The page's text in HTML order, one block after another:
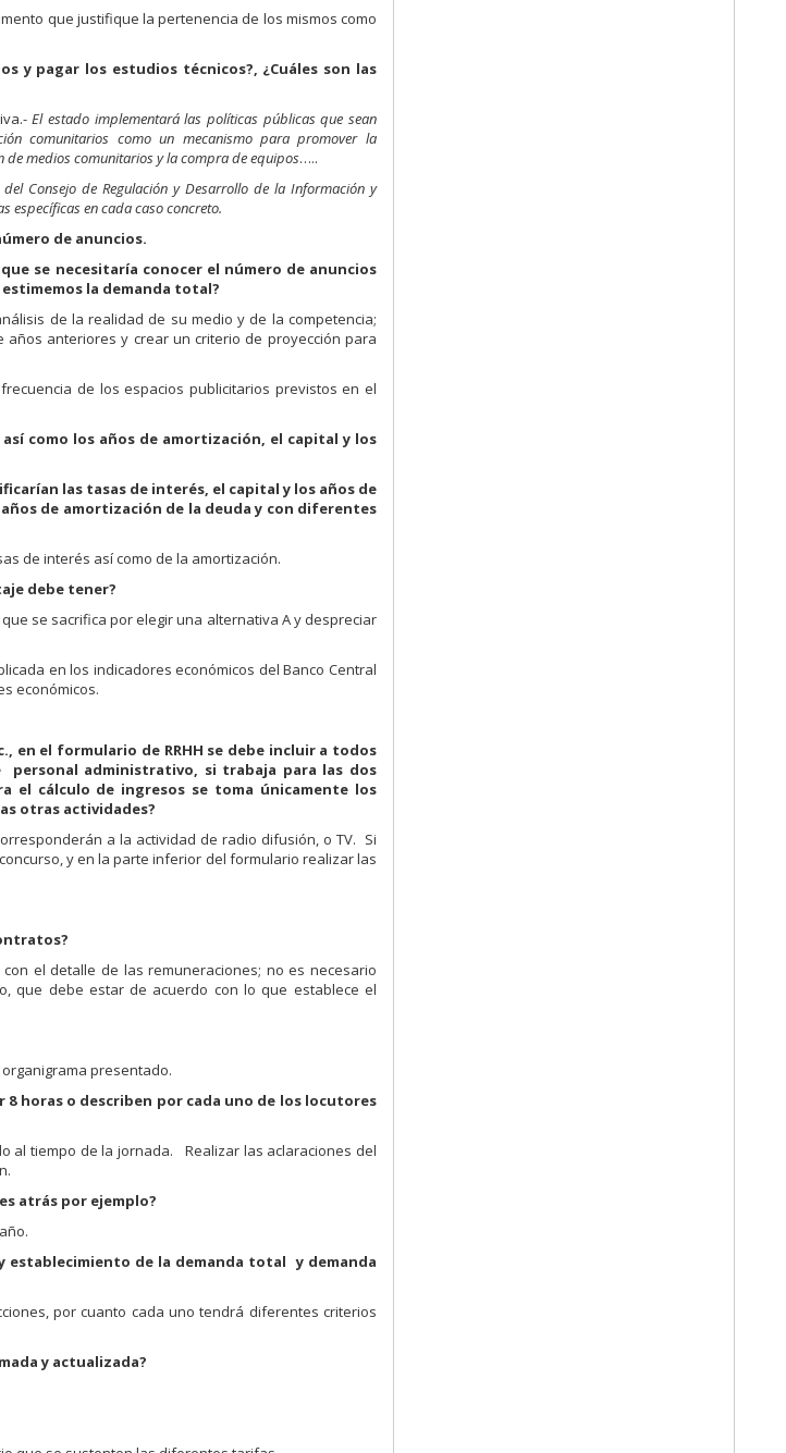
que justifique la pertenencia de los mismos como
y pagar los estudios técnicos?, ¿Cuáles son las
El estado implementará las políticas públicas que sean
comunitarios como un mecanismo para promover la
medios comunitarios y la compra de equipos…..
Consejo de Regulación y Desarrollo de la Información y
específicas en cada caso concreto.
de anuncios.
se necesitaría conocer el número de anuncios
la demanda total?
de la realidad de su medio y de la competencia;
anteriores y crear un criterio de proyección para
de los espacios publicitarios previstos en el
como los años de amortización, el capital y los
las tasas de interés, el capital y los años de
de amortización de la deuda y con diferentes
de interés así como de la amortización.
debe tener?
se sacrifica por elegir una alternativa A y despreciar
en los indicadores económicos del Banco Central
económicos.
en el formulario de RRHH se debe incluir a todos
administrativo, si trabaja para las dos
el cálculo de ingresos se toma únicamente los
otras actividades?
a la actividad de radio difusión, o TV. Si
y en la parte inferior del formulario realizar las
el detalle de las remuneraciones; no es necesario
que debe estar de acuerdo con lo que establece el
presentado.
horas o describen por cada uno de los locutores
al tiempo de la jornada. Realizar las aclaraciones del
atrás por ejemplo?
establecimiento de la demanda total y demanda
por cuanto cada uno tendrá diferentes criterios
y actualizada?